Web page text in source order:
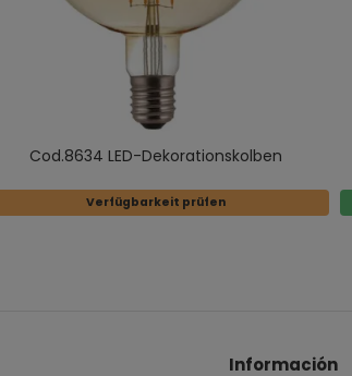
Cod.8634 LED-Dekorationskolben
Verfügbarkeit prüfen
Información